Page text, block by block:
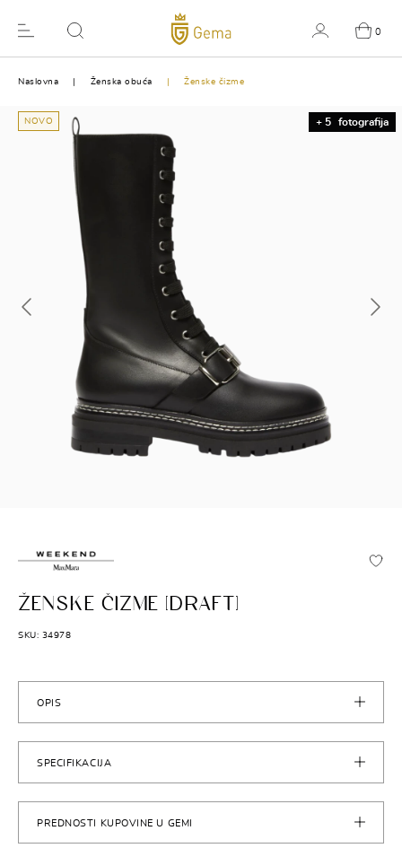
0
Naslovna Ženska obuća Ženske čizme
+ 5 fotografija
NOVO
MAX MARA WEEKEND
ŽENSKE ČIZME [DRAFT]
SKU: 34978
OPIS
SPECIFIKACIJA
PREDNOSTI KUPOVINE U GEMI